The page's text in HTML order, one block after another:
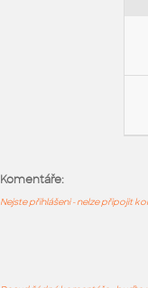
Komentáře:
Nejste přihlášeni - nelze připojit